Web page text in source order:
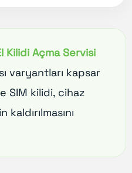
Kilidi Açma Servisi
varyantları kapsar
SIM kilidi, cihaz